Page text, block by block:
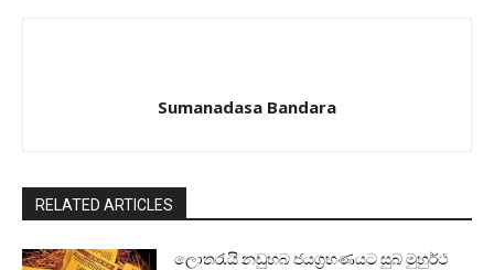
Sumanadasa Bandara
RELATED ARTICLES
ලොතරැයි නඩුහබ ජයග්‍රහණයට සුබ මුහුර්ථ